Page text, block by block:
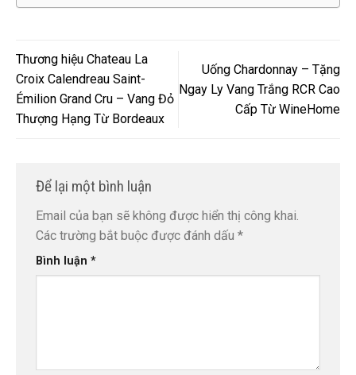
Thương hiệu Chateau La
Croix Calendreau Saint-
Émilion Grand Cru – Vang Đỏ
Thượng Hạng Từ Bordeaux
Uống Chardonnay – Tặng
Ngay Ly Vang Trắng RCR Cao
Cấp Từ WineHome
Để lại một bình luận
Email của bạn sẽ không được hiển thị công khai.
Các trường bắt buộc được đánh dấu *
Bình luận *